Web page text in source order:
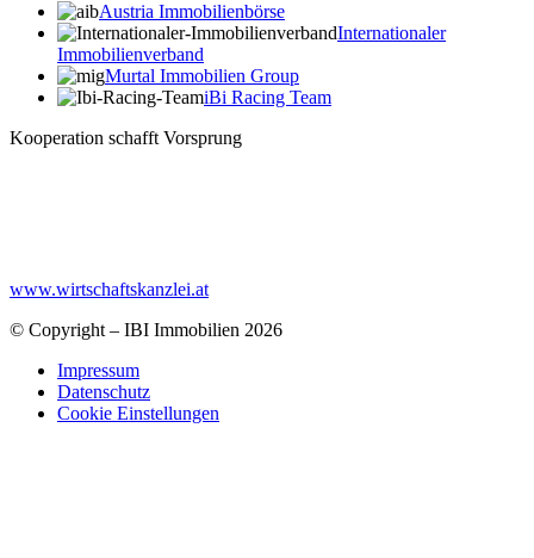
Austria Immobilienbörse
Internationaler
Immobilienverband
Murtal Immobilien Group
iBi Racing Team
Kooperation schafft Vorsprung
www.wirtschaftskanzlei.at
© Copyright – IBI Immobilien 2026
Impressum
Datenschutz
Cookie Einstellungen